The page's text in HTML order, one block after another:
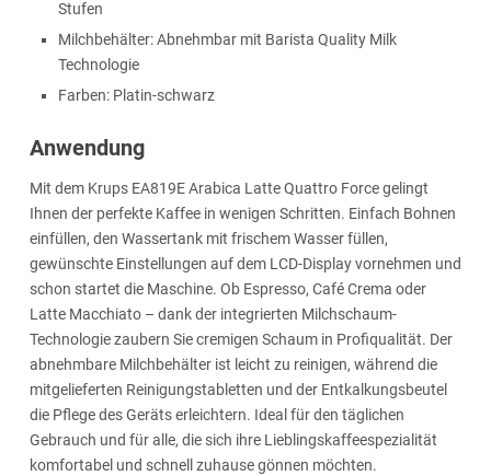
Stufen
Milchbehälter: Abnehmbar mit Barista Quality Milk
Technologie
Farben: Platin-schwarz
Anwendung
Mit dem Krups EA819E Arabica Latte Quattro Force gelingt
Ihnen der perfekte Kaffee in wenigen Schritten. Einfach Bohnen
einfüllen, den Wassertank mit frischem Wasser füllen,
gewünschte Einstellungen auf dem LCD-Display vornehmen und
schon startet die Maschine. Ob Espresso, Café Crema oder
Latte Macchiato – dank der integrierten Milchschaum-
Technologie zaubern Sie cremigen Schaum in Profiqualität. Der
abnehmbare Milchbehälter ist leicht zu reinigen, während die
mitgelieferten Reinigungstabletten und der Entkalkungsbeutel
die Pflege des Geräts erleichtern. Ideal für den täglichen
Gebrauch und für alle, die sich ihre Lieblingskaffeespezialität
komfortabel und schnell zuhause gönnen möchten.